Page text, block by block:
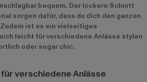
bequem. Der lockere Schnitt
sorgen dafür, dass du dich den ganzen
ist es ein vielseitiges
leicht für verschiedene Anlässe stylen
oder sogar chic.
verschiedene Anlässe